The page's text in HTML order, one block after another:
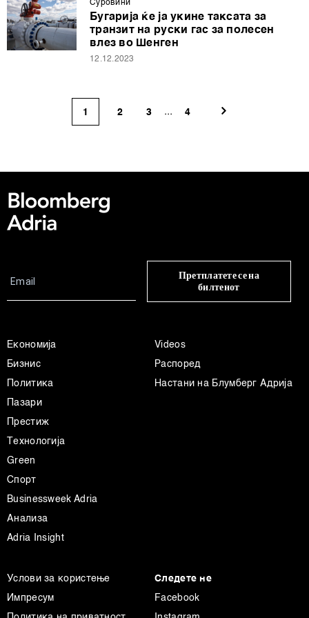
Суровини
Бугарија ќе ја укине таксата за
транзит на руски гас за полесен
влез во Шенген
12.12.2023
1 2 3 ... 4
Претплатете се на
билтенот
Економија
Бизнис
Политика
Пазари
Престиж
Технологија
Green
Спорт
Businessweek Adria
Анализа
Adria Insight
Videos
Распоред
Настани на Блумберг Адрија
Услови за користење
Импресум
Следете не
Facebook